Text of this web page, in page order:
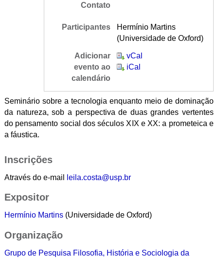
Contato
Participantes
Hermínio Martins
(Universidade de Oxford)
Adicionar
evento ao
calendário
vCal
iCal
Seminário sobre a tecnologia enquanto meio de dominação
da natureza, sob a perspectiva de duas grandes vertentes
do pensamento social dos séculos XIX e XX: a prometeica e
a fáustica.
Inscrições
Através do e-mail leila.costa@usp.br
Expositor
Hermínio Martins(Universidade de Oxford)
Organização
Grupo de Pesquisa Filosofia, História e Sociologia da